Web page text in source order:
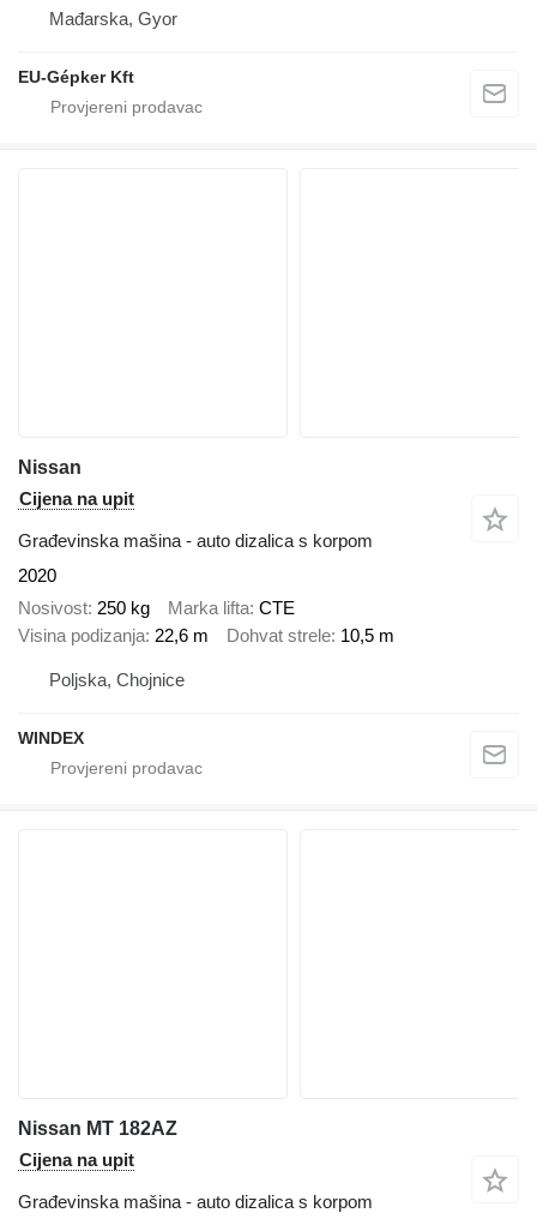
Mađarska, Gyor
EU-Gépker Kft
Nissan
Cijena na upit
Građevinska mašina - auto dizalica s korpom
2020
Nosivost 250 kg Marka lifta CTE
Visina podizanja 22,6 m Dohvat strele 10,5 m
Poljska, Chojnice
WINDEX
Nissan MT 182AZ
Cijena na upit
Građevinska mašina - auto dizalica s korpom